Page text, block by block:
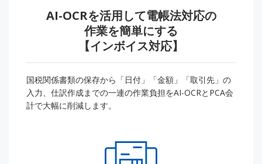
AI-OCRを活用して電帳法対応の
作業を簡単にする
【インボイス対応】
国税関係書類の保存から「日付」「金額」「取引先」の
入力、仕訳作成までの一連の作業負担をAI-OCRとPCA会
計で大幅に削減します。